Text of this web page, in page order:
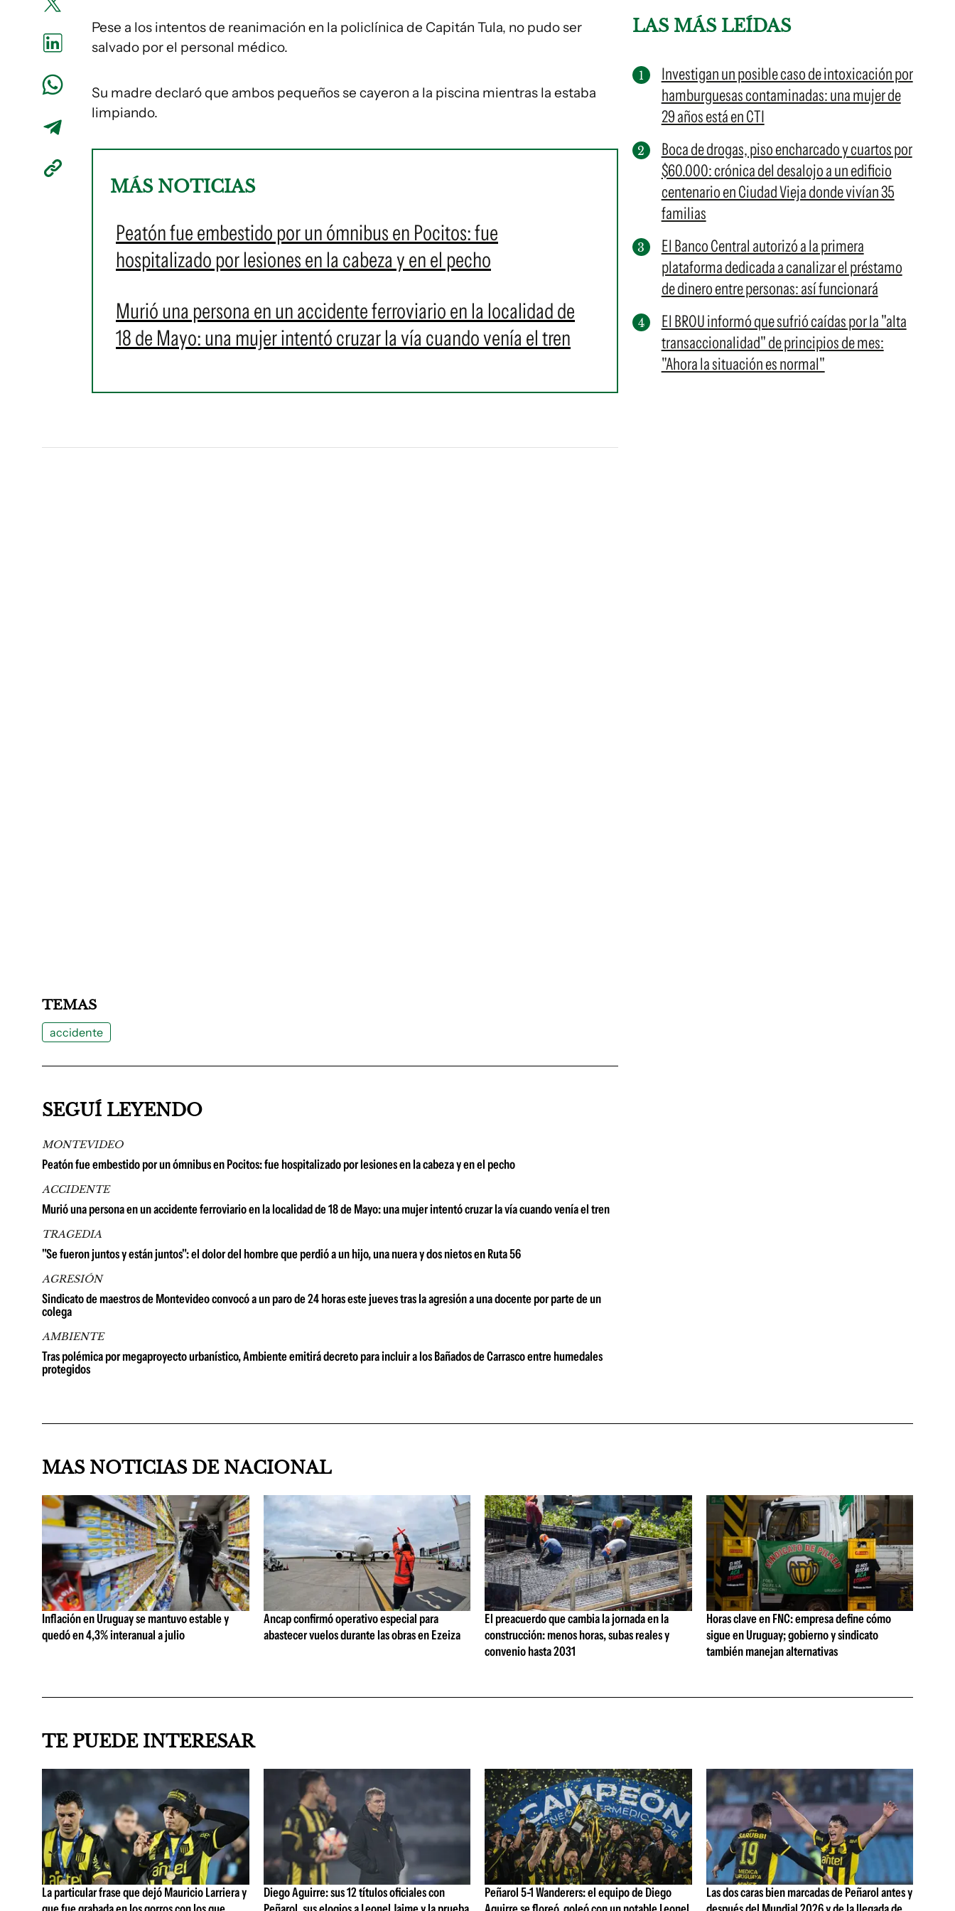
Pese a los intentos de reanimación en la policlínica de Capitán Tula, no pudo ser
salvado por el personal médico.
Su madre declaró que ambos pequeños se cayeron a la piscina mientras la estaba
limpiando.
MÁS NOTICIAS
Peatón fue embestido por un ómnibus en Pocitos: fue
hospitalizado por lesiones en la cabeza y en el pecho
Murió una persona en un accidente ferroviario en la localidad de
18 de Mayo: una mujer intentó cruzar la vía cuando venía el tren
LAS MÁS LEÍDAS
Investigan un posible caso de intoxicación por
hamburguesas contaminadas: una mujer de
29 años está en CTI
Boca de drogas, piso encharcado y cuartos por
$60.000: crónica del desalojo a un edificio
centenario en Ciudad Vieja donde vivían 35
familias
El Banco Central autorizó a la primera
plataforma dedicada a canalizar el préstamo
de dinero entre personas: así funcionará
El BROU informó que sufrió caídas por la "alta
transaccionalidad" de principios de mes:
"Ahora la situación es normal"
TEMAS
accidente
SEGUÍ LEYENDO
MONTEVIDEO
Peatón fue embestido por un ómnibus en Pocitos: fue hospitalizado por lesiones en la cabeza y en el pecho
ACCIDENTE
Murió una persona en un accidente ferroviario en la localidad de 18 de Mayo: una mujer intentó cruzar la vía cuando venía el tren
TRAGEDIA
"Se fueron juntos y están juntos": el dolor del hombre que perdió a un hijo, una nuera y dos nietos en Ruta 56
AGRESIÓN
Sindicato de maestros de Montevideo convocó a un paro de 24 horas este jueves tras la agresión a una docente por parte de un
colega
AMBIENTE
Tras polémica por megaproyecto urbanístico, Ambiente emitirá decreto para incluir a los Bañados de Carrasco entre humedales
protegidos
MAS NOTICIAS DE NACIONAL
Inflación en Uruguay se mantuvo estable y
quedó en 4,3% interanual a julio
Ancap confirmó operativo especial para
abastecer vuelos durante las obras en Ezeiza
El preacuerdo que cambia la jornada en la
construcción: menos horas, subas reales y
convenio hasta 2031
Horas clave en FNC: empresa define cómo
sigue en Uruguay; gobierno y sindicato
también manejan alternativas
TE PUEDE INTERESAR
La particular frase que dejó Mauricio Larriera y
Diego Aguirre: sus 12 títulos oficiales con
Peñarol 5-1 Wanderers: el equipo de Diego
Las dos caras bien marcadas de Peñarol antes y